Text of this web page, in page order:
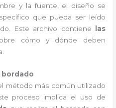
y la fuente, el diseño se
que pueda ser leído
Este archivo contiene
las
cómo y dónde deben
bordado
método más común utilizado
proceso implica el uso de